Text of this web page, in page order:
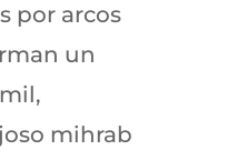
por arcos
un
mihrab